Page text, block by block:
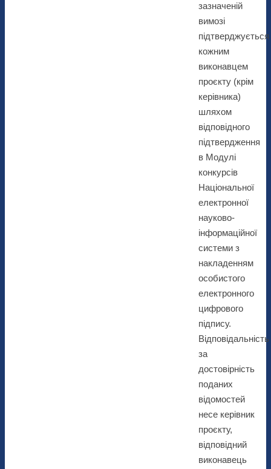
зазначеній
вимозі
підтверджується
кожним
виконавцем
проєкту (крім
керівника)
шляхом
відповідного
підтвердження
в Модулі
конкурсів
Національної
електронної
науково-
інформаційної
системи з
накладенням
особистого
електронного
цифрового
підпису.
Відповідальність
за
достовірність
поданих
відомостей
несе керівник
проєкту,
відповідний
виконавець